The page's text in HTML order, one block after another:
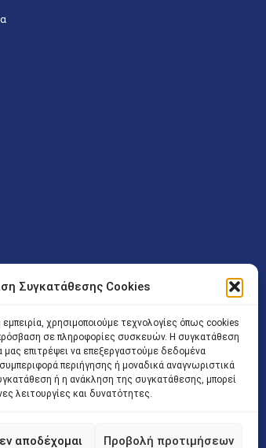
Συγκατάθεσης Cookies
χρησιμοποιούμε τεχνολογίες όπως cookies
σε πληροφορίες συσκευών. Η συγκατάθεση
μας επιτρέψει να επεξεργαστούμε δεδομένα
περιήγησης ή μοναδικά αναγνωριστικά
ή η ανάκληση της συγκατάθεσης, μπορεί
λειτουργίες και δυνατότητες.
αποδέχομαι Προβολή προτιμήσεων
41 T.K.14234 Νέα Ιωνία), επιτρέπεται
στο κτήριο επιτρέπεται ελεύθερα με την
χρονικό ή άλλο περιορισμό. Η είσοδος
9.00 – 15.00. Η εξυπηρέτηση του κοινού
εντός του εσωτερικού χώρου
κατόπιν προγραμματισμένου ραντεβού.